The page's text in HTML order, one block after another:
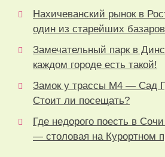
Нахичеванский рынок в
один из старейших
Замечательный парк в
каждом городе есть такой!
Замок у трассы М4 — Сад
Стоит ли посещать?
Где недорого поесть в
— столовая на Курортном